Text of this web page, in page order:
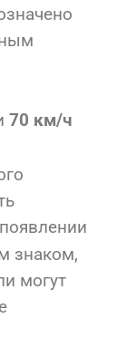
70 км/ч
знаком,
могут